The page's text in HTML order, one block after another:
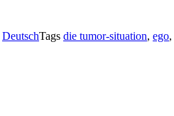
DeutschTags die tumor-situation, ego,